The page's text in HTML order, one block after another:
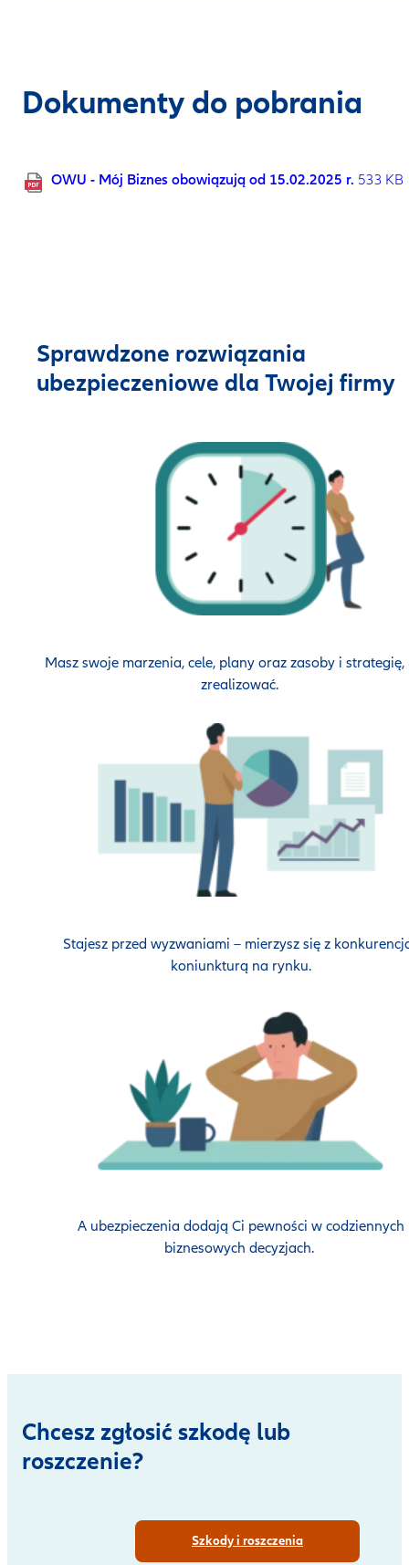
Dokumenty do pobrania
OWU - Mój Biznes obowiązują od 15.02.2025 r. 533 KB
Sprawdzone rozwiązania
ubezpieczeniowe dla Twojej firmy
Masz swoje marzenia, cele, plany oraz zasoby i strategię,
zrealizować.
Stajesz przed wyzwaniami – mierzysz się z
koniunkturą na rynku.
A ubezpieczenia dodają Ci pewności w codziennych
biznesowych decyzjach.
Chcesz zgłosić szkodę lub
roszczenie?
Szkody i roszczenia